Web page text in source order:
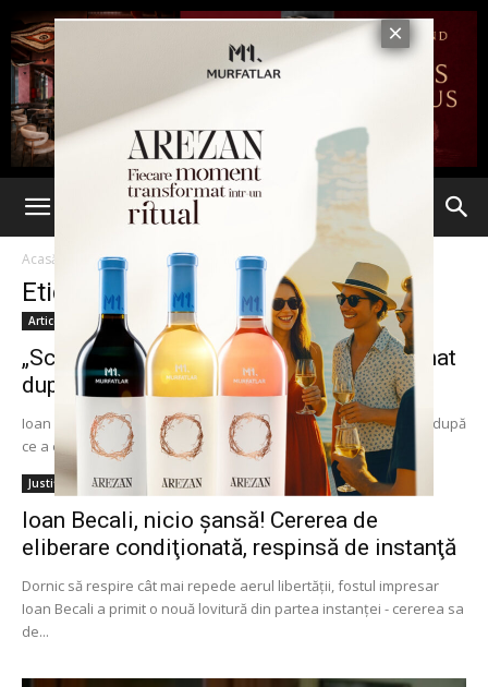
Acasă Etichete Ioan Becali
Etichetă: Ioan Becali
Articole
„Scriitorul” Ioan Becali, eliberat condiționat
după ce a executat mai puțin...
Ioan Becali a fost eliberat condiţionat de către Tribunalul Ilfov, după
ce a executat doi ani şi şase luni de pedeapsa din cei şase...
Justiție
Ioan Becali, nicio şansă! Cererea de
eliberare condiţionată, respinsă de instanţă
Dornic să respire cât mai repede aerul libertăţii, fostul impresar
Ioan Becali a primit o nouă lovitură din partea instanţei - cererea sa
de...